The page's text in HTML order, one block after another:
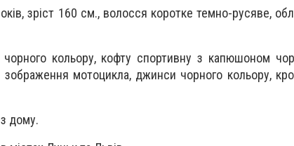
зріст 160 см., волосся коротке темно-русяве,
кольору, кофту спортивну з капюшоном
мотоцикла, джинси чорного кольору,
дому.